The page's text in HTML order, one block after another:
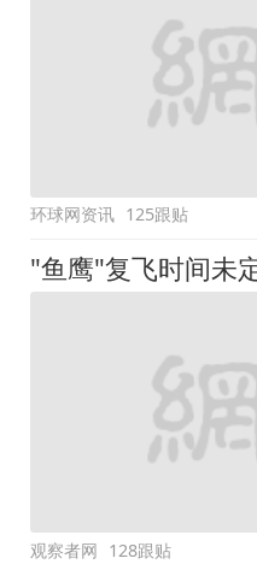
环球网资讯 125跟贴
观察者网 128跟贴